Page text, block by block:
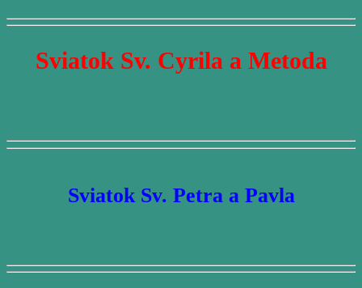
Sviatok Sv. Cyrila a Metoda
Sviatok Sv. Petra a Pavla